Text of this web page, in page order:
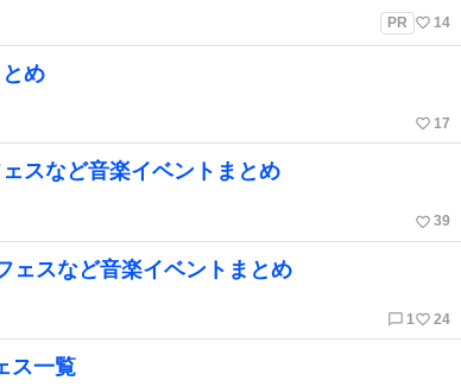
PR favorite_border 14
め
favorite_border 17
スなど音楽イベントまとめ
favorite_border 39
ェスなど音楽イベントまとめ
chat_bubble_outline 1 favorite_border 24
ス一覧